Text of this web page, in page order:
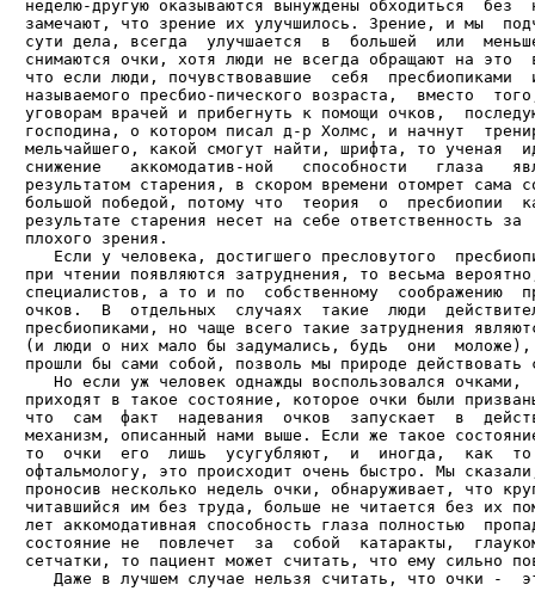
неделю-другую оказываются вынуждены обходиться
замечают, что зрение их улучшилось. Зрение, и мы
сути дела, всегда  улучшается  в  большей  или
снимаются очки, хотя люди не всегда обращают на это
что если люди, почувствовавшие  себя  пресбиопиками
называемого пресбио-пического возраста,  вместо
уговорам врачей и прибегнуть к помощи очков,
господина, о котором писал д-р Холмс, и начнут
мельчайшего, какой смогут найти, шрифта, то ученая
снижение   аккомодатив-ной   способности   глаза
результатом старения, в скором времени отомрет
большой победой, потому что  теория  о  пресбиопии
результате старения несет на себе ответственность
плохого зрения.
Если у человека, достигшего пресловутого
при чтении появляются затруднения, то весьма
специалистов, а то и по  собственному  соображению
очков.  В  отдельных  случаях  такие  люди
пресбиопиками, но чаще всего такие затруднения
(и люди о них мало бы задумались, будь  они
прошли бы сами собой, позволь мы природе действовать
Но если уж человек однажды воспользовался очками,
приходят в такое состояние, которое очки были
что  сам  факт  надевания  очков  запускает  в
механизм, описанный нами выше. Если же такое
то  очки  его  лишь  усугубляют,  и  иногда,  как  то
офтальмологу, это происходит очень быстро. Мы
проносив несколько недель очки, обнаруживает, что
читавшийся им без труда, больше не читается без их
лет аккомодативная способность глаза полностью
состояние не  повлечет  за  собой  катаракты,
сетчатки, то пациент может считать, что ему сильно
Даже в лучшем случае нельзя считать, что очки -